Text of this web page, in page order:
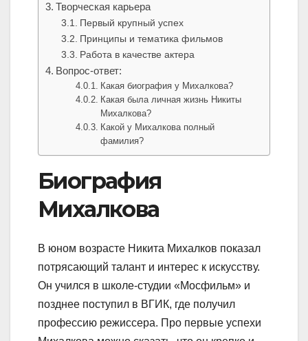
Творческая карьера
Первый крупный успех
Принципы и тематика фильмов
Работа в качестве актера
Вопрос-ответ:
Какая биография у Михалкова?
Какая была личная жизнь Никиты
Михалкова?
Какой у Михалкова полный
фамилия?
Биография
Михалкова
В юном возрасте Никита Михалков показал
потрясающий талант и интерес к искусству.
Он учился в школе-студии «Мосфильм» и
позднее поступил в ВГИК, где получил
профессию режиссера. Про первые успехи